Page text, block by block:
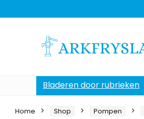
Bladeren door rubrieken
Home Shop Pompen